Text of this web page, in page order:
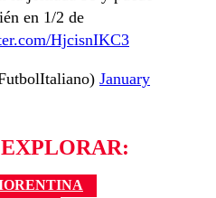
en 1/2 de
HjcisnIKC3
January